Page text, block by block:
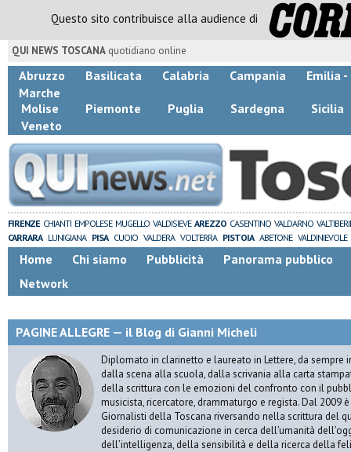
Questo sito contribuisce alla audience di
QUI NEWS TOSCANA quotidiano online
Abruzzo Basilicata Calabria Campania
Emilia -
Marche
Molise
Piemonte Puglia Sardegna
Sicilia
Veneto
FIRENZE CHIANTI EMPOLESE MUGELLO VALDISIEVE AREZZO CASENTINO VALDARNO
CARRARA LUNIGIANA PISA CUOIO VALDERA VOLTERRA PISTOIA ABETONE VALDINIEVOLE
Home Chi siamo Pubblicità
Panorama pubblico
Network
PAGINE ALLEGRE — il Blog di Gianni Micheli
Diplomato in clarinetto e laureato in Lettere, da sempre
dalla scena alla scuola, dalla scrivania alla carta
della scrittura con le emozioni del confronto con il
musicista, ricercatore, drammaturgo e regista. Dal 2009
Giornalisti della Toscana riversando nella scrittura del
desiderio di comunicazione in cerca dell’umanità
dell’intelligenza, della sensibilità e della ricerca della